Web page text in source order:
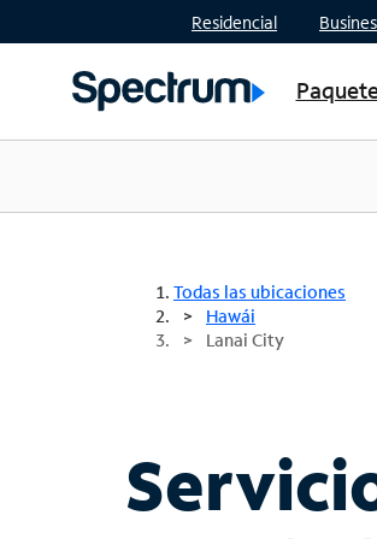
Residencial
Ver
Todas las ubicaciones
Hawái
Lanai City